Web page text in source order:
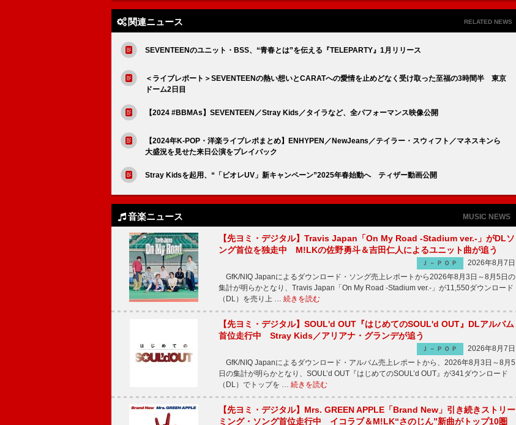
関連ニュース RELATED NEWS
SEVENTEENのユニット・BSS、“青春とは”を伝える『TELEPARTY』1月リリース
＜ライブレポート＞SEVENTEENの熱い想いとCARATへの愛情を止めどなく受け取った至福の3時間半 東京
ドーム2日目
【2024 #BBMAs】SEVENTEEN／Stray Kids／タイラなど、全パフォーマンス映像公開
【2024年K-POP・洋楽ライブレポまとめ】ENHYPEN／NewJeans／テイラー・スウィフト／マネスキンら
大盛況を見せた来日公演をプレイバック
Stray Kidsを起用、“「ビオレUV」新キャンペーン”2025年春始動へ ティザー動画公開
音楽ニュース MUSIC NEWS
【先ヨミ・デジタル】Travis Japan「On My Road -Stadium ver.-」がDLソ
ング首位を独走中 M!LKの佐野勇斗＆吉田仁人によるユニット曲が追う
Ｊ－ＰＯＰ
2026年8月7日
GfK/NIQ Japanによるダウンロード・ソング売上レポートから2026年8月3日～8月5日の
集計が明らかとなり、Travis Japan「On My Road -Stadium ver.-」が11,550ダウンロード
（DL）を売り上 … 続きを読む
【先ヨミ・デジタル】SOUL'd OUT『はじめてのSOUL'd OUT』DLアルバム
首位走行中 Stray Kids／アリアナ・グランデが追う
Ｊ－ＰＯＰ
2026年8月7日
GfK/NIQ Japanによるダウンロード・アルバム売上レポートから、2026年8月3日～8月5
日の集計が明らかとなり、SOUL’d OUT『はじめてのSOUL’d OUT』が341ダウンロード
（DL）でトップを … 続きを読む
【先ヨミ・デジタル】Mrs. GREEN APPLE「Brand New」引き続きストリー
ミング・ソング首位走行中 イコラブ＆M!LK“さのじん”新曲がトップ10圏